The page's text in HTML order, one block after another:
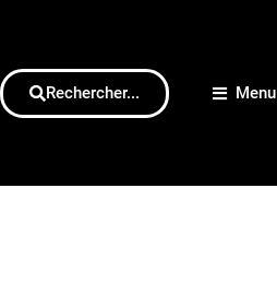
Rechercher... Menu